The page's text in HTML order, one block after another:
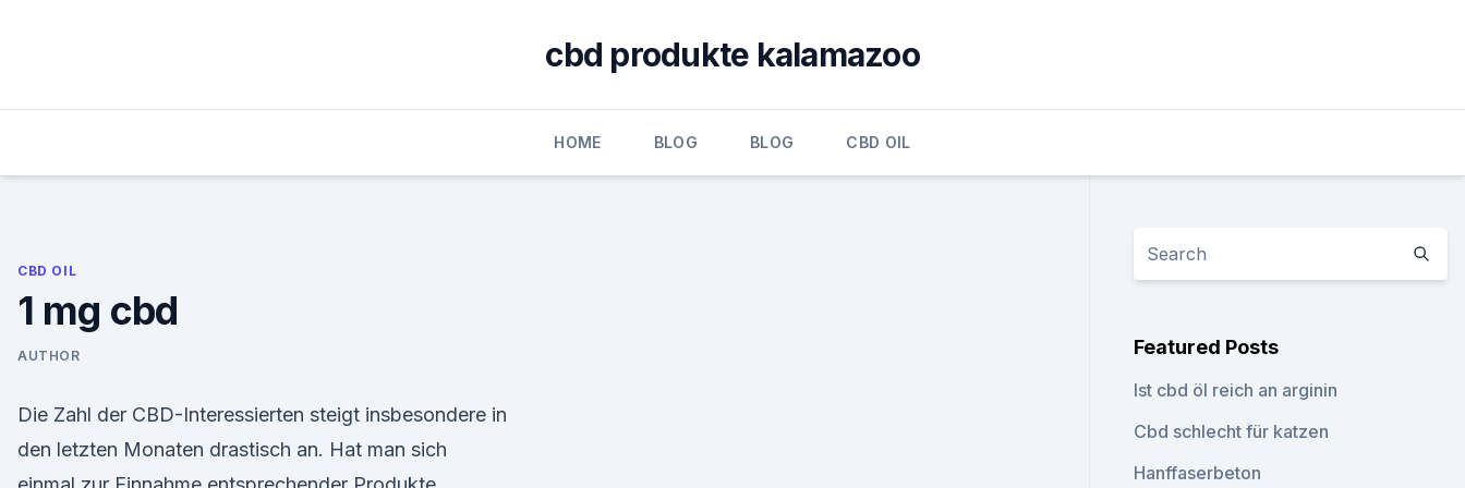
cbd produkte kalamazoo
HOME BLOG BLOG CBD OIL
CBD OIL
1 mg cbd
AUTHOR
Die Zahl der CBD-Interessierten steigt insbesondere in
den letzten Monaten drastisch an. Hat man sich
Featured Posts
Ist cbd öl reich an arginin
Cbd schlecht für katzen
Hanffaserbeton